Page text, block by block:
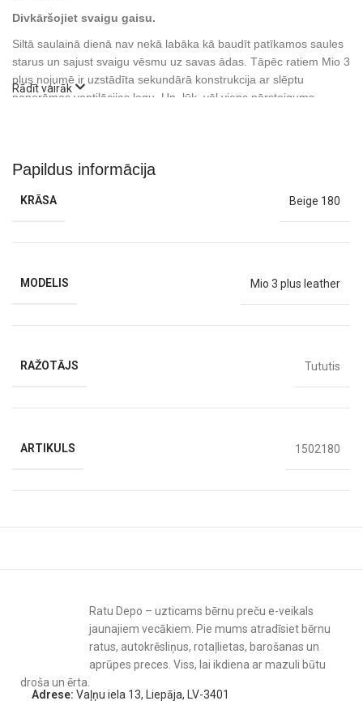
Divkāršojiet svaigu gaisu.
Siltā saulainā dienā nav nekā labāka kā baudīt patīkamos saules
starus un sajust svaigu vēsmu uz savas ādas. Tāpēc ratiem Mio 3
plus nojumē ir uzstādīta sekundārā konstrukcija ar slēptu
panorāmas ventilācijas logu. Un, lūk, vēl viens pārsteigums –
vērot apkārtējo vidi un izzināt pasauli.
Vieglākā un kompaktākā šūpojošā kulbiņa.
Kulbiņa tika izstrādāta, domājot par aktīvām ģimenēm, kuras
daudz ceļo un bieži transportē ratiņus līdz automašīnai vai
Turklāt šo kulbiņu var salocīt un samazināt uz pusēm, tāpēc tā
šūpošana nomierinās un atslābinās jebkuru nemierīgo mazuli.
Rādīt vairāk
Papildus informācija
KRĀSA Beige 180
MODELIS Mio 3 plus leather
RAŽOTĀJS Tututis
ARTIKULS 1502180
VECUMS 0 M+,līdz 22 kg
Ratu Depo – uzticams bērnu preču e-veikals
jaunajiem vecākiem. Pie mums atradīsiet bērnu
ratus, autokrēsliņus, rotaļlietas, barošanas un
aprūpes preces. Viss, lai ikdiena ar mazuli būtu
droša un ērta.
Adrese: Vaļņu iela 13, Liepāja, LV-3401